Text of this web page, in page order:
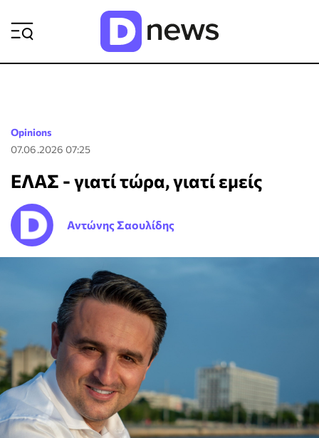
Opinions
07.06.2026 07:25
ΕΛΑΣ - γιατί τώρα, γιατί εμείς
Αντώνης Σαουλίδης